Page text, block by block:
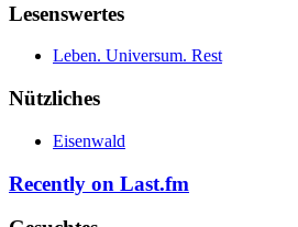
Lesenswertes
Leben. Universum. Rest
Nützliches
Eisenwald
Recently on Last.fm